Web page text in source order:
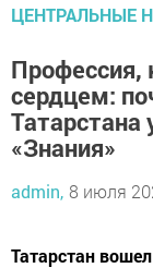
ЦЕНТРАЛЬНЫЕ
сердцем:
Татарстана
«Знания»
admin, 8 июля
Татарстан